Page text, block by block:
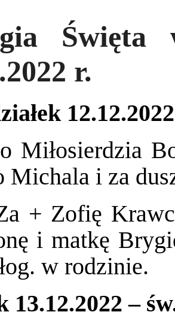
r.
Miłosierdzia
Michala i za
+ Zofię
i matkę
w rodzinie.
13.12.2022 –